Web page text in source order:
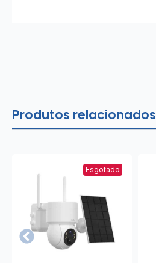
Produtos relacionados
Esgotado